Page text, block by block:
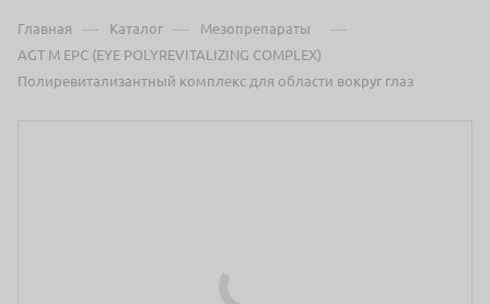
Главная — Каталог — Мезопрепараты —
AGT M EPC (EYE POLYREVITALIZING COMPLEX)
Полиревитализантный комплекс для области вокруг глаз